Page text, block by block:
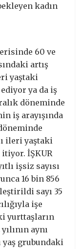
kadın
60 ve
artış
yaştaki
ya da iş
döneminde
iş arayışında
ileri yaştaki
İŞKUR
işsiz sayısı
16 bin 856
sayı 35
işe
yurttaşların
aynı
grubundaki